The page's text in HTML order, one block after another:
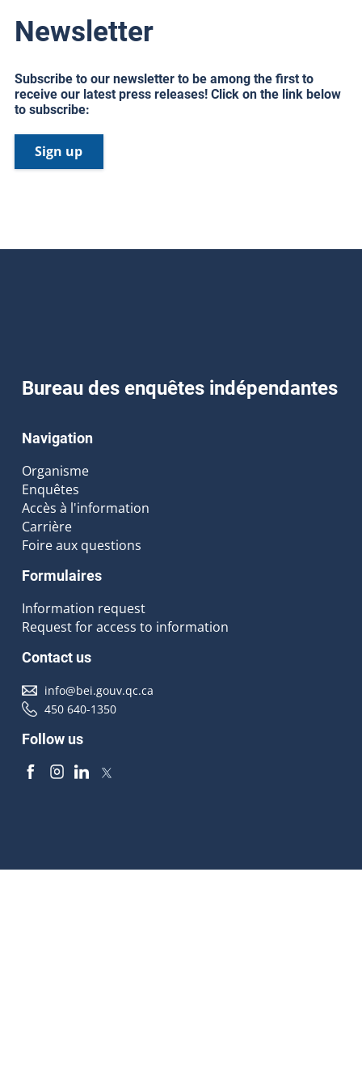
Newsletter
Subscribe to our newsletter to be among the first to
receive our latest press releases! Click on the link below
to subscribe:
Sign up
Bureau des enquêtes indépendantes
Navigation
Organisme
Enquêtes
Accès à l'information
Carrière
Foire aux questions
Formulaires
Information request
Request for access to information
Contact us
info@bei.gouv.qc.ca
450 640-1350
Follow us